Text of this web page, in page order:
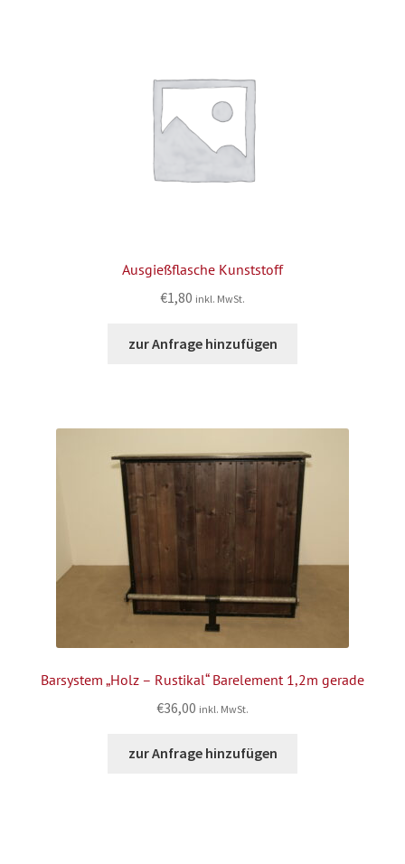
Ausgießflasche Kunststoff
€1,80 inkl. MwSt.
zur Anfrage hinzufügen
Barsystem „Holz – Rustikal“ Barelement 1,2m gerade
€36,00 inkl. MwSt.
zur Anfrage hinzufügen